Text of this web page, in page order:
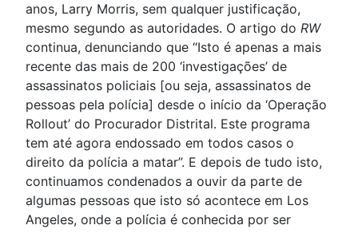
anos, Larry Morris, sem qualquer justificação,
mesmo segundo as autoridades. O artigo do RW
continua, denunciando que “Isto é apenas a mais
recente das mais de 200 ‘investigações’ de
assassinatos policiais [ou seja, assassinatos de
pessoas pela polícia] desde o início da ‘Operação
Rollout’ do Procurador Distrital. Este programa
tem até agora endossado em todos casos o
direito da polícia a matar”. E depois de tudo isto,
continuamos condenados a ouvir da parte de
algumas pessoas que isto só acontece em Los
Angeles, onde a polícia é conhecida por ser